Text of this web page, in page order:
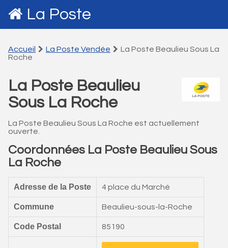
La Poste
Accueil La Poste Vendée
La Poste Beaulieu Sous La
Roche
La Poste Beaulieu
Sous La Roche
La Poste Beaulieu Sous La Roche est actuellement
ouverte.
Coordonnées La Poste Beaulieu Sous
La Roche
Adresse de la Poste 4 place du Marché
Commune Beaulieu-sous-la-Roche
Code Postal 85190